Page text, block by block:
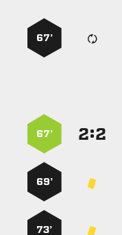
67’
:
67’
69’
73’